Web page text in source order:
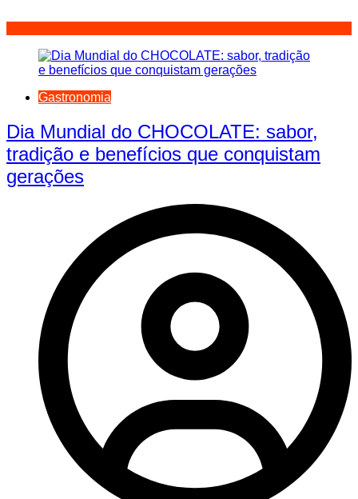
Gastronomia
Dia Mundial do CHOCOLATE: sabor,
tradição e benefícios que conquistam
gerações